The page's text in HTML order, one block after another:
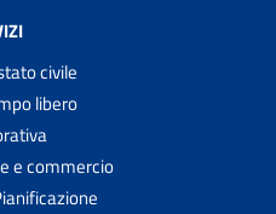
civile
libero
e commercio